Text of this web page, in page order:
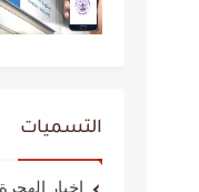
التسميات
اخبار الهجرة